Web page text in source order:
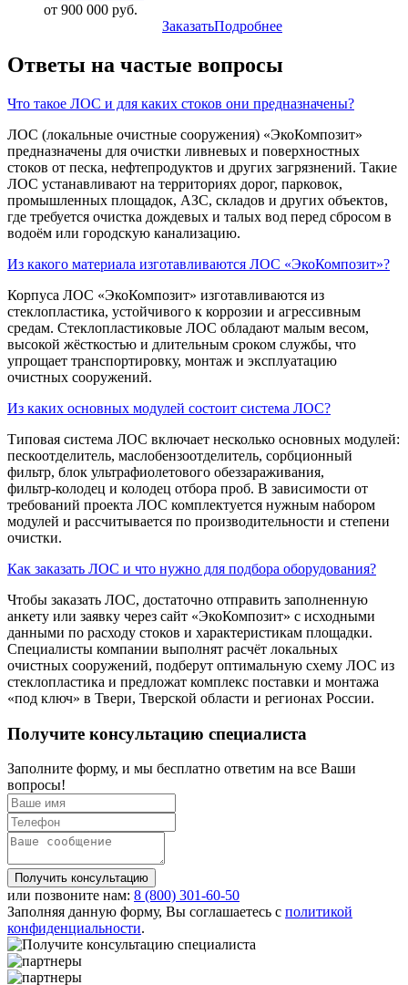
от 900 000 руб.
ЗаказатьПодробнее
Ответы на частые вопросы
Что такое ЛОС и для каких стоков они предназначены?
ЛОС (локальные очистные сооружения) «ЭкоКомпозит»
предназначены для очистки ливневых и поверхностных
стоков от песка, нефтепродуктов и других загрязнений. Такие
ЛОС устанавливают на территориях дорог, парковок,
промышленных площадок, АЗС, складов и других объектов,
где требуется очистка дождевых и талых вод перед сбросом в
водоём или городскую канализацию.
Из какого материала изготавливаются ЛОС «ЭкоКомпозит»?
Корпуса ЛОС «ЭкоКомпозит» изготавливаются из
стеклопластика, устойчивого к коррозии и агрессивным
средам. Стеклопластиковые ЛОС обладают малым весом,
высокой жёсткостью и длительным сроком службы, что
упрощает транспортировку, монтаж и эксплуатацию
очистных сооружений.
Из каких основных модулей состоит система ЛОС?
Типовая система ЛОС включает несколько основных модулей:
пескоотделитель, маслобензоотделитель, сорбционный
фильтр, блок ультрафиолетового обеззараживания,
фильтр‑колодец и колодец отбора проб. В зависимости от
требований проекта ЛОС комплектуется нужным набором
модулей и рассчитывается по производительности и степени
очистки.
Как заказать ЛОС и что нужно для подбора оборудования?
Чтобы заказать ЛОС, достаточно отправить заполненную
анкету или заявку через сайт «ЭкоКомпозит» с исходными
данными по расходу стоков и характеристикам площадки.
Специалисты компании выполнят расчёт локальных
очистных сооружений, подберут оптимальную схему ЛОС из
стеклопластика и предложат комплекс поставки и монтажа
«под ключ» в Твери, Тверской области и регионах России.
Получите консультацию специалиста
Заполните форму, и мы бесплатно ответим на все Ваши
вопросы!
Получить консультацию
или позвоните нам: 8 (800) 301-60-50
Заполняя данную форму, Вы соглашаетесь с политикой
конфиденциальности.